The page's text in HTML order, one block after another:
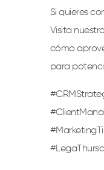
Si quieres
Visita
cómo
para